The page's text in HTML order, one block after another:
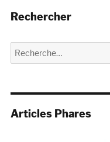
Rechercher
Recherche
pour :
Articles Phares